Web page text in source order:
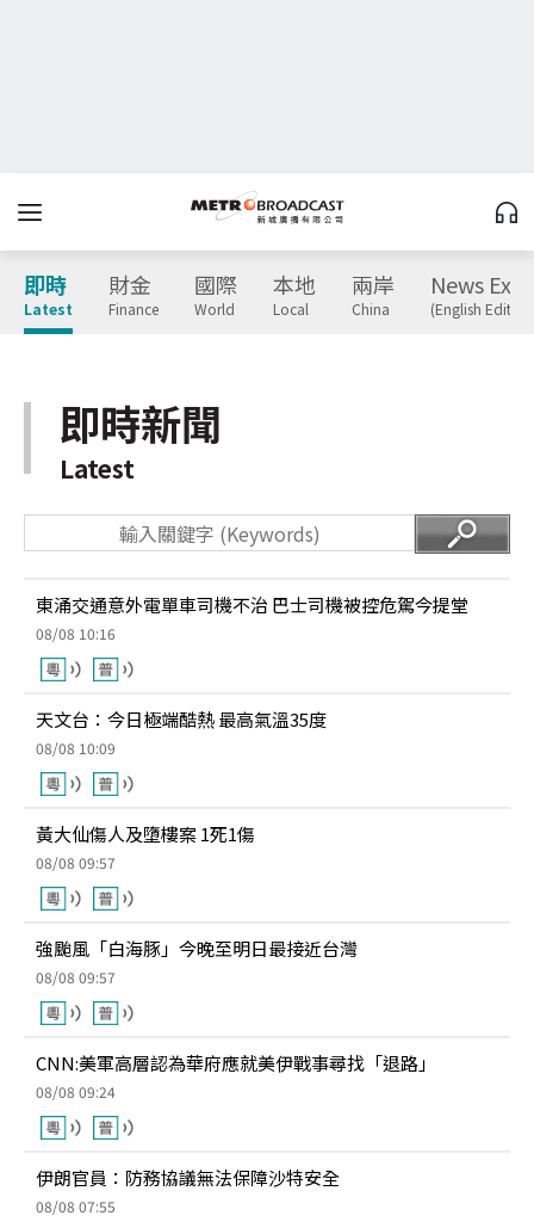
即時
Latest
財金
Finance
國際
World
本地
Local
兩岸
China
News
(English
即時新聞
Latest
東涌交通意外電單車司機不治 巴士司機被控危駕今提堂
08/08 10:16
天文台：今日極端酷熱 最高氣溫35度
08/08 10:09
黃大仙傷人及墮樓案 1死1傷
08/08 09:57
強颱風「白海豚」今晚至明日最接近台灣
08/08 09:57
CNN:美軍高層認為華府應就美伊戰事尋找「退路」
08/08 09:24
伊朗官員：防務協議無法保障沙特安全
08/08 07:55